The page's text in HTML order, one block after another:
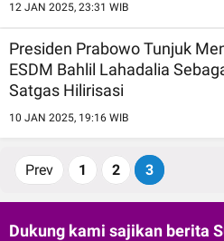
12 JAN 2025, 23:31 WIB
Presiden Prabowo Tunjuk
ESDM Bahlil Lahadalia
Satgas Hilirisasi
10 JAN 2025, 19:16 WIB
Prev 1 2 3
Dukung kami sajikan berita